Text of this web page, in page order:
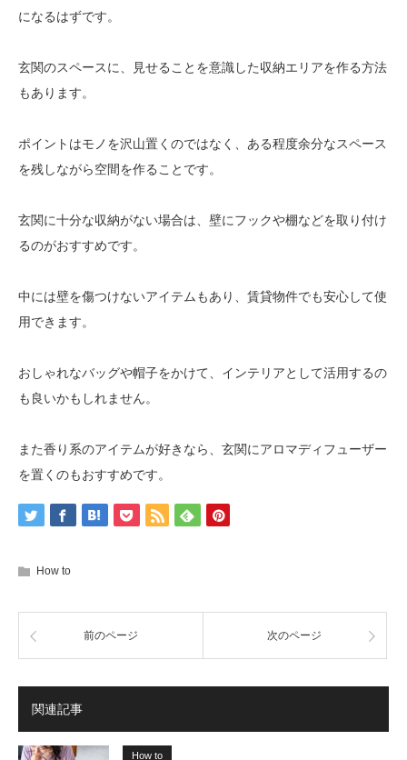
になるはずです。
玄関のスペースに、見せることを意識した収納エリアを作る方法
もあります。
ポイントはモノを沢山置くのではなく、ある程度余分なスペース
を残しながら空間を作ることです。
玄関に十分な収納がない場合は、壁にフックや棚などを取り付け
るのがおすすめです。
中には壁を傷つけないアイテムもあり、賃貸物件でも安心して使
用できます。
おしゃれなバッグや帽子をかけて、インテリアとして活用するの
も良いかもしれません。
また香り系のアイテムが好きなら、玄関にアロマディフューザー
を置くのもおすすめです。
How to
前のページ 次のページ
関連記事
How to